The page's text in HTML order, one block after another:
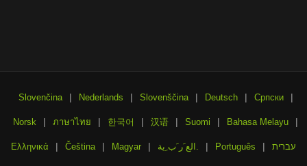
Slovenčina | Nederlands | Slovenščina | Deutsch | Српски |
Norsk | ภาษาไทย | 한국어 | 汉语 | Suomi | Bahasa Melayu |
Ελληνικά | Čeština | Magyar | الع َر َب ِية. | Português | עברית